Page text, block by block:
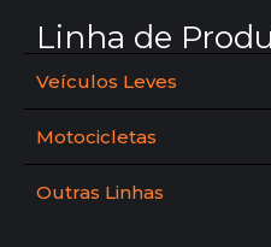
Linha de
Veículos Leves
Motocicletas
Outras Linhas